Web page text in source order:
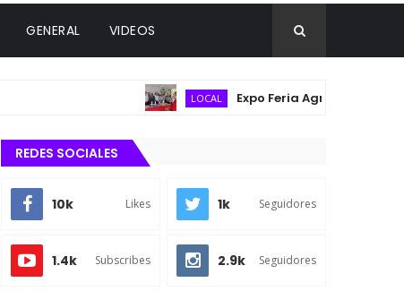
GENERAL VIDEOS
LOCAL Expo Feria Agropecuaria reúne
REDES SOCIALES
10k Likes 1k Seguidores
1.4k Subscribes 2.9k Seguidores